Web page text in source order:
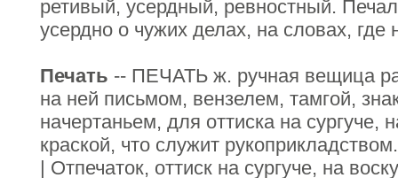
ретивый, усердный, ревностный.
усердно о чужих делах, на словах, где
Печать -- ПЕЧАТЬ ж. ручная вещица
на ней письмом, вензелем, тамгой,
начертаньем, для оттиска на сургуче,
краской, что служит
| Отпечаток, оттиск на сургуче, на